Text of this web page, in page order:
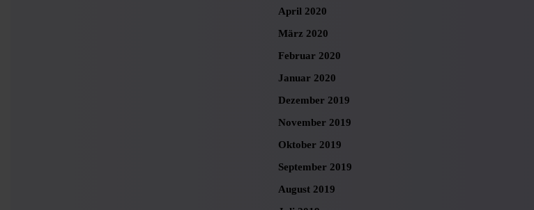
April 2020
März 2020
Februar 2020
Januar 2020
Dezember 2019
November 2019
Oktober 2019
September 2019
August 2019